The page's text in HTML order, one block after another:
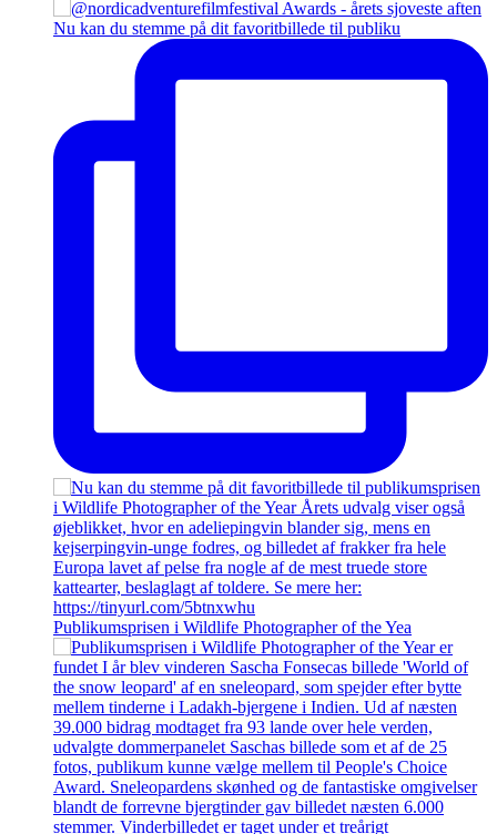
Nu kan du stemme på dit favoritbillede til publiku
Publikumsprisen i Wildlife Photographer of the Yea